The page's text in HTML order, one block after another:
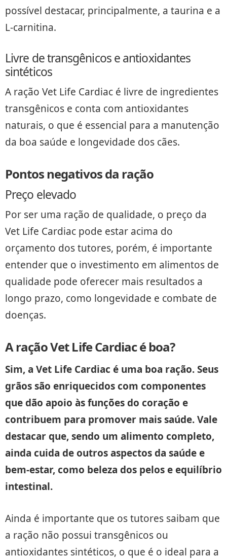
possível destacar, principalmente, a taurina e a
L-carnitina.
Livre de transgênicos e antioxidantes
sintéticos
A ração Vet Life Cardiac é livre de ingredientes
transgênicos e conta com antioxidantes
naturais, o que é essencial para a manutenção
da boa saúde e longevidade dos cães.
Pontos negativos da ração
Preço elevado
Por ser uma ração de qualidade, o preço da
Vet Life Cardiac pode estar acima do
orçamento dos tutores, porém, é importante
entender que o investimento em alimentos de
qualidade pode oferecer mais resultados a
longo prazo, como longevidade e combate de
doenças.
A ração Vet Life Cardiac é boa?
Sim, a Vet Life Cardiac é uma boa ração. Seus
grãos são enriquecidos com componentes
que dão apoio às funções do coração e
contribuem para promover mais saúde. Vale
destacar que, sendo um alimento completo,
ainda cuida de outros aspectos da saúde e
bem-estar, como beleza dos pelos e equilíbrio
intestinal.
Ainda é importante que os tutores saibam que
a ração não possui transgênicos ou
antioxidantes sintéticos, o que é o ideal para a